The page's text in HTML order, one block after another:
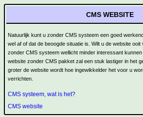
CMS WEBSITE
Natuurlijk kunt u zonder CMS systeem een goed
wel af of dat de beoogde situatie is. Wilt u de website
zonder CMS systeem wellicht minder interessant
website zonder CMS pakket zal een stuk lastiger in het
groter de website wordt hoe ingewikkelder het voor u
verrichten.
CMS systeem, wat is het?
CMS website